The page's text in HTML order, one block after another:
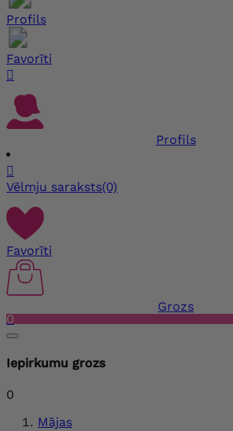
Profils
Favorīti

Profils

Vēlmju saraksts(0)
Favorīti
Grozs
0
Iepirkumu grozs
0
Mājas